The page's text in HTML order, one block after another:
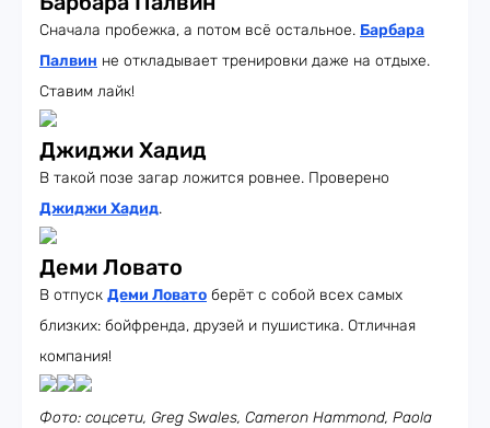
Сначала пробежка, а потом всё остальное. Барбара
Палвин не откладывает тренировки даже на отдыхе.
Ставим лайк!
Джиджи Хадид
В такой позе загар ложится ровнее. Проверено
Джиджи Хадид.
Деми Ловато
В отпуск Деми Ловато берёт с собой всех самых
близких: бойфренда, друзей и пушистика. Отличная
компания!
Фото: соцсети, Greg Swales, Cameron Hammond, Paola